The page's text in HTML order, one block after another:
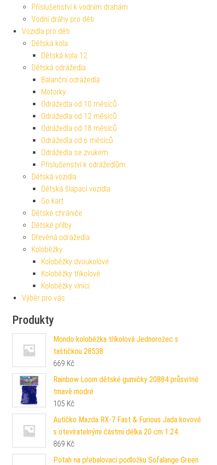
Příslušenství k vodním drahám
Vodní dráhy pro děti
Vozidla pro děti
Dětská kola
Dětská kola 12
Dětská odrážedla
Balanční odrážedla
Motorky
Odrážedla od 10 měsíců
Odrážedla od 12 měsíců
Odrážedla od 18 měsíců
Odrážedla od 6 měsíců
Odrážedla se zvukem
Příslušenství k odrážedlům
Dětská vozidla
Dětská šlapací vozidla
Go kart
Dětské chrániče
Dětské přilby
Dřevěná odrážedla
Koloběžky
Koloběžky dvoukolové
Koloběžky tříkolové
Koloběžky vlnící
Výběr pro vás
Produkty
Mondo koloběžka tříkolová Jednorožec s
taštičkou 28538
669 Kč
Rainbow Loom dětské gumičky 20884 průsvitné
tmavě modré
105 Kč
Autíčko Mazda RX-7 Fast & Furious Jada kovové
s otevíratelnými částmi délka 20 cm 1:24
869 Kč
Potah na přebalovací podložku Sofalange Green